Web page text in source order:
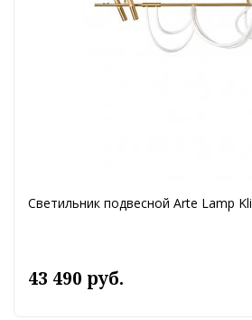
Светильник подвесной Arte Lamp
43 490 руб.